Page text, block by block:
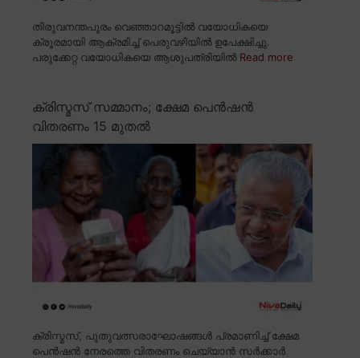
തിരുവനന്തപുരം വെഞ്ഞാറമൂട്ടിൽ വയോധികയെ
ക്രൂരമായി ആക്രമിച്ച് പെരുവഴിയിൽ ഉപേക്ഷിച്ചു.
പരുക്കേറ്റ വയോധികയെ ആശുപത്രിയിൽ Read more
ക്രിസ്മസ് സമ്മാനം; ക്ഷേമ പെൻഷൻ
വിതരണം 15 മുതൽ
ക്രിസ്മസ്, പുതുവത്സരാഘോഷങ്ങൾ പ്രമാണിച്ച് ക്ഷേമ
പെൻഷൻ നേരത്തെ വിതരണം ചെയ്യാൻ സർക്കാർ